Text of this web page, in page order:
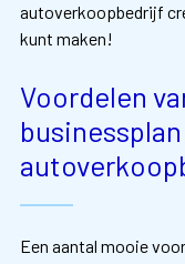
autoverkoopbedrijf
kunt maken!
Voordelen
Een aantal mooie